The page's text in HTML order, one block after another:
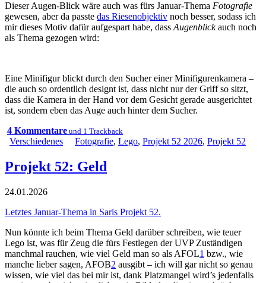
Dieser Augen-Blick wäre auch was fürs Januar-Thema Fotografie
gewesen, aber da passte das Riesenobjektiv noch besser, sodass ich
mir dieses Motiv dafür aufgespart habe, dassAugenblickauch noch
als Thema gezogen wird:
Eine Minifigur blickt durch den Sucher einer Minifigurenkamera –
die auch so ordentlich designt ist, dass nicht nur der Griff so sitzt,
dass die Kamera in der Hand vor dem Gesicht gerade ausgerichtet
ist, sondern eben das Auge auch hinter dem Sucher.
4 Kommentare und 1 Trackback
Verschiedenes Fotografie, Lego, Projekt 52 2026, Projekt 52
Projekt 52: Geld
24.01.2026
Letztes Januar-Thema in Saris Projekt 52.
Nun könnte ich beim Thema Geld darüber schreiben, wie teuer
Lego ist, was für Zeug die fürs Festlegen der UVP Zuständigen
manchmal rauchen, wie viel Geld man so als AFOL1 bzw., wie
manche lieber sagen, AFOB2 ausgibt – ich will gar nicht so genau
wissen, wie viel das bei mir ist, dank Platzmangel wird’s jedenfalls